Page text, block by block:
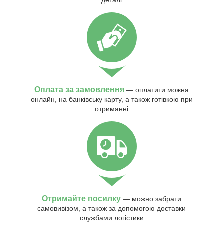
Оплата за замовлення — оплатити можна
онлайн, на банківську карту, а також готівкою при
отриманні
Отримайте посилку — можно забрати
самовивізом, а також за допомогою доставки
службами логістики